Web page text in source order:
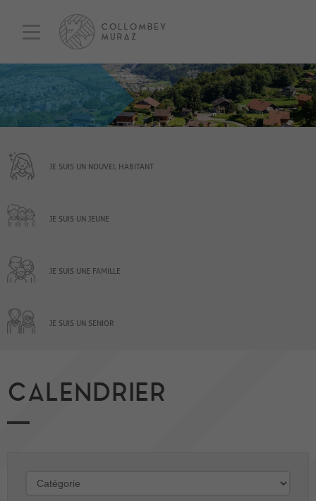
JE SUIS UN NOUVEL HABITANT
JE SUIS UN JEUNE
JE SUIS UNE FAMILLE
JE SUIS UN SENIOR
CALENDRIER